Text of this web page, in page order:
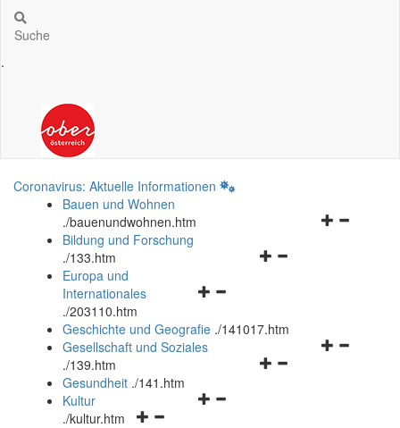
Suche
.
Coronavirus: Aktuelle Informationen
Bauen und Wohnen
./bauenundwohnen.htm
Navigationsmenü
Bildung und Forschung
./133.htm
Navigationsmenü
und
schließen
Europa und
Internationales
./203110.htm
Geschichte und Geografie ./141017.htm
Navigationsmenü
Gesellschaft und Soziales
./139.htm
Navigationsmenü
Gesundheit ./141.htm
Navigationsmenü
Kultur
./kultur.htm